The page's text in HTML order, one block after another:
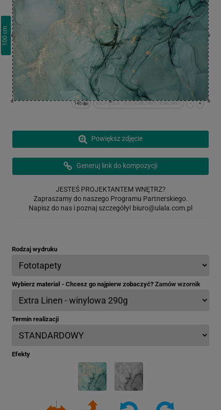
100
cm
+
-
x:0cm y:0cm | (0,0) (8246,5497) (8246,5497)
140 dpi
Powiększ zdjęcie
Generuj link do kompozycji
JESTEŚ PROJEKTANTEM WNĘTRZ?
Zapraszamy do naszego Programu Partnerskiego.
Napisz do nas i poznaj szczegóły! biuro@ulala.com.pl
Rodzaj wydruku
Wybierz materiał - Chcesz go najpierw zobaczyć? Zamów wzornik
Termin realizacji
Efekty